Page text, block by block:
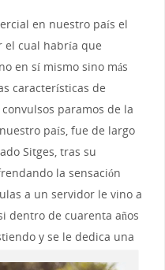
en nuestro país el
el cual habría que
en sí mismo sino más
características de
paramos de la
país, fue de largo
Sitges, tras su
la sensación
a un servidor le vino a
dentro de cuarenta años
y se le dedica una